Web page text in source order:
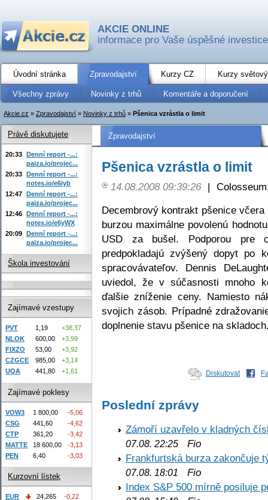
AKCIE ONLINE
informace pro Vaše úspěšné investice
Úvodní stránka Zpravodajství Kurzy CZ Kurzy
Všechny zprávy Novinky z trhů Komentáře a doporučení
Akcie.cz » Zpravodajství » Novinky z trhů » Pšenica vzrástla o limit
Zpravodajství
Pšenica vzrástla o limit
14.08.2008 09:39:26 |
Decembrový kontrakt pšenice
burzou maximálne povolenú
USD za bušel. Podporou pre
predpokladajú zvýšený dopyt po
spracovávateľov. Dennis
uviedol, že v súčasnosti mnoho
ďalšie zníženie ceny. Namiesto
svojich zásob. Prípadné
doplnenie stavu pšenice na
Diskutovat
Poslední zprávy
Zámoří uzavřelo v kladných
07.08. 22:25 Fio
Frankfurtská burza zakončuje
07.08. 18:01
Fio
Index S&P 500 mírně posiluje
Právě diskutujete
20:33 Denní report -...:
paiza.io/projec...
20:33 Denní report -...:
notes.io/e6iyb
12:47 Denní report -...:
paiza.io/projec...
12:46 Denní report -...:
notes.io/e6yWX
20:09 Denní report -...:
paiza.io/projec...
Škola investování
Zajímavé vzestupy
PVT 1,19
+38,37
NLOK
600,00
+3,99
FIXZO
53,00
+3,92
CZGCE
985,00
+3,14
UQA
441,80 +1,61
Zajímavé poklesy
VOW3 1 800,00
-5,06
CSG
441,60
-4,62
CTP
361,20
-3,42
MATTE
18 600,00
-3,13
PEN
6,40 -3,03
Kurzovní lístek
EUR 24,265
-0,22